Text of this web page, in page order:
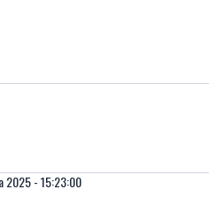
2025 - 15:23:00